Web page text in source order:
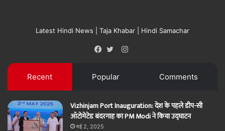
Latest Hindi News | Taja Khabar | Hindi Samachar
Instagram
Recent Popular Comments
Vizhinjam Port Inauguration: देश के पहले डीप-सी
ऑटोमेटेड बंदरगाह का PM Modi ने किया उद्घाटन
मई 2, 2025